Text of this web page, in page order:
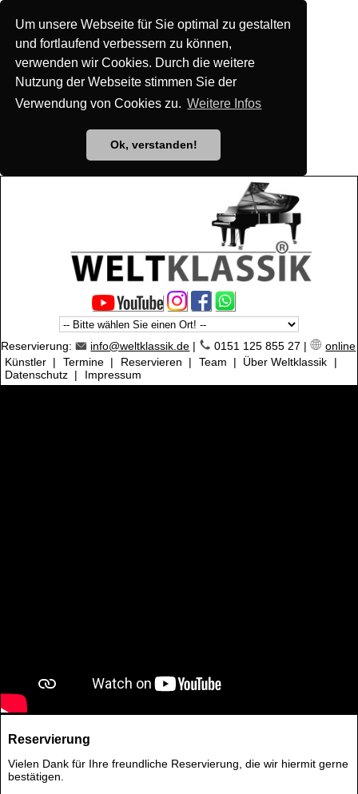
Um unsere Webseite für Sie optimal zu gestalten
und fortlaufend verbessern zu können,
verwenden wir Cookies. Durch die weitere
Nutzung der Webseite stimmen Sie der
Verwendung von Cookies zu. Weitere Infos
Ok, verstanden!
Reservierung: info@weltklassik.de | 0151 125 855 27 |
online
Künstler | Termine | Reservieren | Team | Über Weltklassik
|
Datenschutz | Impressum
Reservierung
Vielen Dank für Ihre freundliche Reservierung, die wir hiermit gerne
bestätigen.